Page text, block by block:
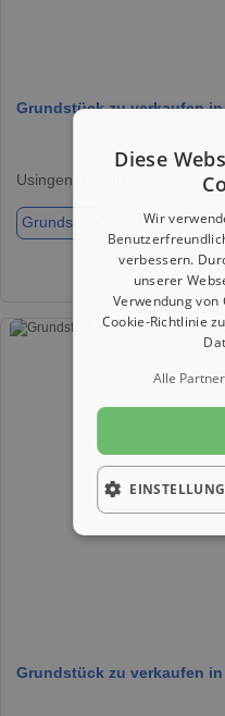
Grundstück zu verkaufen in
Usingen, 61250
Grundstück
Grundstück zu verkaufen in
Diese
Wir
verbessern.
unserer
Verwendung von
Cookie-Richtlinie
Alle